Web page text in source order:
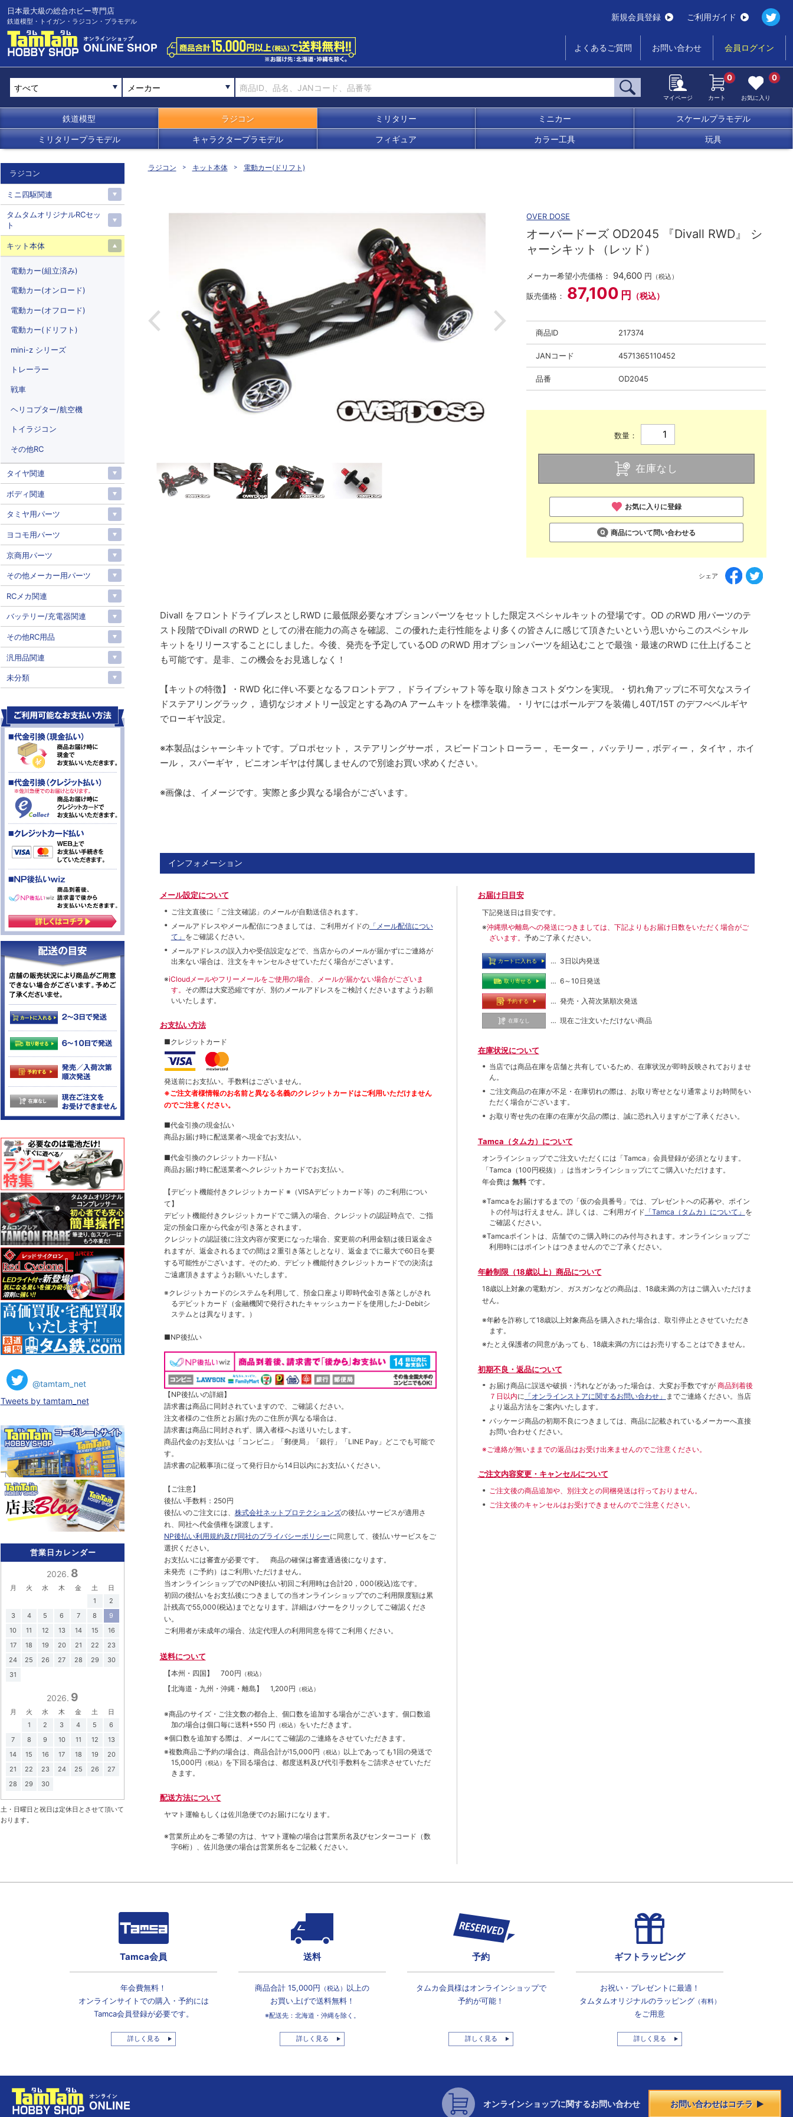
日本最大級の総合ホビー専門店
鉄道模型・トイガン・ラジコン・プラモデル 新規会員登録 ご利用ガイド
よくあるご質問 お問い合わせ 会員ログイン
メーカー
マイページ カート
0
お気に入り
0
鉄道模型 ラジコン ミリタリー ミニカー スケールプラモデル
ミリタリープラモデル キャラクタープラモデル フィギュア カラー工具 玩具
ラジコン キット本体 電動カー(ドリフト)
OVER DOSE
オーバードーズ OD2045 『Divall RWD』 シ
ャーシキット（レッド）
メーカー希望小売価格： 94,600 円 （税込）
販売価格： 87,100 円 （税込）
商品ID 217374
JANコード 4571365110452
品番 OD2045
数量：
在庫なし
お気に入りに登録
商品について問い合わせる
シェア
Divall をフロントドライブレスとしRWD に最低限必要なオプションパーツをセットした限定スペシャルキットの登場です。OD のRWD 用パーツのテ
スト段階でDivall のRWD としての潜在能力の高さを確認、この優れた走行性能をより多くの皆さんに感じて頂きたいという思いからこのスペシャル
キットをリリースすることにしました。今後、発売を予定しているOD のRWD 用オプションパーツを組込むことで最強・最速のRWD に仕上げること
も可能です。是非、この機会をお見逃しなく！
【キットの特徴】・RWD 化に伴い不要となるフロントデフ， ドライブシャフト等を取り除きコストダウンを実現。・切れ角アップに不可欠なスライ
ドステアリングラック， 適切なジオメトリー設定とする為のA アームキットを標準装備。・リヤにはボールデフを装備し40T/15T のデフべベルギヤ
でローギヤ設定。
※本製品はシャーシキットです。プロポセット， ステアリングサーボ， スピードコントローラー， モーター， バッテリー，ボディー， タイヤ， ホイ
ール， スパーギヤ， ピニオンギヤは付属しませんので別途お買い求めください。
※画像は、イメージです。実際と多少異なる場合がございます。
インフォメーション
メール設定について
ご注文直後に「ご注文確認」のメールが自動送信されます。
メールアドレスやメール配信につきましては、ご利用ガイドの「メール配信につい
て」 をご確認ください。
メールアドレスの誤入力や受信設定などで、当店からのメールが届かずにご連絡が
出来ない場合は、注文をキャンセルさせていただく場合がございます。
※iCloudメールやフリーメールをご使用の場合、メールが届かない場合がございま
す。 その際は大変恐縮ですが、別のメールアドレスをご検討くださいますようお願
いいたします。
お支払い方法
■クレジットカード
発送前にお支払い。手数料はございません。
※ご注文者様情報のお名前と異なる名義のクレジットカードはご利用いただけません
のでご注意ください。
■代金引換の現金払い
商品お届け時に配送業者へ現金でお支払い。
■代金引換のクレジットカ―ド払い
商品お届け時に配送業者へクレジットカードでお支払い。
【デビット機能付きクレジットカード ※（VISAデビットカード等） のご利用につい
て】
デビット機能付きクレジットカードでご購入の場合、クレジットの認証時点で、ご指
定の預金口座から代金が引き落とされます。
クレジットの認証後に注文内容が変更になった場合、変更前の利用金額は後日返金さ
れますが、返金されるまでの間は２重引き落としとなり、返金までに最大で60日を要
する可能性がございます。そのため、デビット機能付きクレジットカードでの決済は
ご遠慮頂きますようお願いいたします。
※クレジットカードのシステムを利用して、預金口座より即時代金引き落としがされ
るデビットカード（金融機関で発行されたキャッシュカードを使用したJ-Debitシ
ステムとは異なります。）
■NP後払い
【NP後払いの詳細】
請求書は商品に同封されていますので、ご確認ください。
注文者様のご住所とお届け先のご住所が異なる場合は、
請求書は商品に同封されず、購入者様へお送りいたします。
商品代金のお支払いは「コンビニ」「郵便局」「銀行」「LINE Pay」どこでも可能で
す。
請求書の記載事項に従って発行日から14日以内にお支払いください。
【ご注意】
後払い手数料：250円
後払いのご注文には、 株式会社ネットプロテクションズの後払いサービスが適用さ
れ、同社へ代金債権を譲渡します。
NP後払い利用規約及び同社のプライバシーポリシーに同意して、後払いサービスをご
選択ください。
お支払いには審査が必要です。 商品の確保は審査通過後になります。
未発売（ご予約）はご利用いただけません。
当オンラインショップでのNP後払い初回ご利用時は合計20，000(税込)迄です。
初回の後払いをお支払後につきましての当オンラインショップでのご利用限度額は累
計残高で55,000(税込)までとなります。詳細はバナーをクリックしてご確認くださ
い。
ご利用者が未成年の場合、法定代理人の利用同意を得てご利用ください。
送料について
【本州・四国】 700円 （税込）
【北海道・九州・沖縄・離島】 1,200円 （税込）
※商品のサイズ・ご注文数の都合上、個口数を追加する場合がございます。個口数追
加の場合は個口毎に送料+550 円 （税込） をいただきます。
※個口数を追加する際は、メールにてご確認のご連絡をさせていただきます。
※複数商品ご予約の場合は、商品合計が15,000円 （税込） 以上であっても1回の発送で
15,000円 （税込） を下回る場合は、都度送料及び代引手数料をご請求させていただ
きます。
配送方法について
ヤマト運輸もしくは佐川急便でのお届けになります。
※営業所止めをご希望の方は、ヤマト運輸の場合は営業所名及びセンターコード（数
字6桁）、佐川急便の場合は営業所名をご記載ください。
お届け日目安
下記発送日は目安です。
※沖縄県や離島への発送につきましては、下記よりもお届け日数をいただく場合がご
ざいます。 予めご了承ください。
カートに入れる … 3日以内発送
取り寄せる … 6～10日発送
予約する … 発売・入荷次第順次発送
在庫なし … 現在ご注文いただけない商品
在庫状況について
当店では商品在庫を店舗と共有しているため、在庫状況が即時反映されておりませ
ん。
ご注文商品の在庫が不足・在庫切れの際は、お取り寄せとなり通常よりお時間をい
ただく場合がございます。
お取り寄せ先の在庫の在庫が欠品の際は、誠に恐れ入りますがご了承ください。
Tamca（タムカ）について
オンラインショップでご注⽂いただくには「Tamca」会員登録が必須となります。
「Tamca （100円税抜）
」は当オンラインショップにてご購⼊いただけます。
年会費は 無料 です。
※Tamcaをお届けするまでの「仮の会員番号」では、プレゼントへの応募や、ポイン
トの付与は⾏えません。詳しくは、ご利⽤ガイド 「Tamca（タムカ）について」 を
ご確認ください。
※Tamcaポイントは、店舗でのご購⼊時にのみ付与されます。オンラインショップご
利用時にはポイントはつきませんのでご了承ください。
年齢制限（18歳以上）商品について
18歳以上対象の電動ガン、ガスガンなどの商品は、18歳未満の方はご購入いただけま
せん。
※年齢を詐称して18歳以上対象商品を購入された場合は、取引停止とさせていただき
ます。
※たとえ保護者の同意があっても、18歳未満の方にはお売りすることはできません。
初期不良・返品について
お届け商品に誤送や破損・汚れなどがあった場合は、大変お手数ですが 商品到着後
７日以内に 「オンラインストアに関するお問い合わせ」 までご連絡ください。当店
より返品方法をご案内いたします。
パッケージ商品の初期不良につきましては、商品に記載されているメーカーへ直接
お問い合わせください。
※ご連絡が無いままでの返品はお受け出来ませんのでご注意ください。
ご注文内容変更・キャンセルについて
ご注文後の商品追加や、別注文との同梱発送は行っておりません。
ご注文後のキャンセルはお受けできませんのでご注意ください。
ラジコン
ミニ四駆関連
タムタムオリジナルRCセッ
ト
キット本体
電動カー(組立済み)
電動カー(オンロード)
電動カー(オフロード)
電動カー(ドリフト)
mini-z シリーズ
トレーラー
戦車
ヘリコプター/航空機
トイラジコン
その他RC
タイヤ関連
ボディ関連
タミヤ用パーツ
ヨコモ用パーツ
京商用パーツ
その他メーカー用パーツ
RCメカ関連
バッテリー/充電器関連
その他RC用品
汎用品関連
未分類
@tamtam_net
Tweets by tamtam_net
営業日カレンダー
2026. 8
月 火 水 木 金 土
日
1
2
3
4 5 6 7 8
9
10
11 12 13 14 15
16
17
18 19 20 21 22
23
24
25 26 27 28 29
30
31
2026. 9
月 火 水 木 金 土
日
1
2 3 4 5
6
7
8 9 10 11 12
13
14
15 16 17 18 19
20
21
22 23 24 25 26
27
28
29 30
土・日曜日と祝日は定休日とさせて頂いて
おります。
Tamca会員
年会費無料！
オンラインサイトでの購入・予約には
Tamca会員登録が必要です。
詳しく見る
送料
商品合計 15,000円 （税込） 以上の
お買い上げで送料無料！
※配送先：北海道・沖縄を除く。
詳しく見る
予約
タムカ会員様はオンラインショップで
予約が可能！
詳しく見る
ギフトラッピング
お祝い・プレゼントに最適！
タムタムオリジナルのラッピング（有料）
をご用意
詳しく見る
オンラインショップに関するお問い合わせ お問い合わせはコチラ